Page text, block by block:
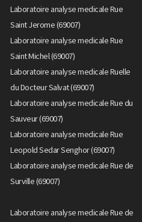
Laboratoire analyse medicale Rue
Saint Jerome (69007)
Laboratoire analyse medicale Rue
Saint Michel (69007)
Laboratoire analyse medicale Ruelle
du Docteur Salvat (69007)
Laboratoire analyse medicale Rue du
Sauveur (69007)
Laboratoire analyse medicale Rue
Leopold Sedar Senghor (69007)
Laboratoire analyse medicale Rue de
Surville (69007)
Laboratoire analyse medicale Rue de